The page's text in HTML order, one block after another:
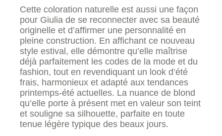
Cette coloration naturelle est aussi une façon
pour Giulia de se reconnecter avec sa beauté
originelle et d’affirmer une personnalité en
pleine construction. En affichant ce nouveau
style estival, elle démontre qu’elle maîtrise
déjà parfaitement les codes de la mode et du
fashion, tout en revendiquant un look d’été
frais, harmonieux et adapté aux tendances
printemps-été actuelles. La nuance de blond
qu’elle porte à présent met en valeur son teint
et souligne sa silhouette, parfaite en toute
tenue légère typique des beaux jours.